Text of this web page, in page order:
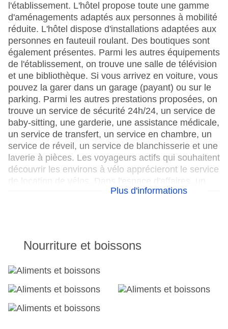
l'établissement. L'hôtel propose toute une gamme
d'aménagements adaptés aux personnes à mobilité
réduite. L'hôtel dispose d'installations adaptées aux
personnes en fauteuil roulant. Des boutiques sont
également présentes. Parmi les autres équipements
de l'établissement, on trouve une salle de télévision
et une bibliothèque. Si vous arrivez en voiture, vous
pouvez la garer dans un garage (payant) ou sur le
parking. Parmi les autres prestations proposées, on
trouve un service de sécurité 24h/24, un service de
baby-sitting, une garderie, une assistance médicale,
un service de transfert, un service en chambre, un
service de réveil, un service de blanchisserie et une
laverie à pièces. Les voyageurs actifs qui souhaitent
découvrir les environs à vélo apprécieront le service
de location de vélos. Dans l'espace d'affaires, un
fax et un projecteur sont à votre disposition.
Parking
Check-out jusqu'à : 13 h 00
Salle de conférence
Garage : payant
Ouverture de l'hôtel : 1986
Plus d'informations
Nourriture et boissons